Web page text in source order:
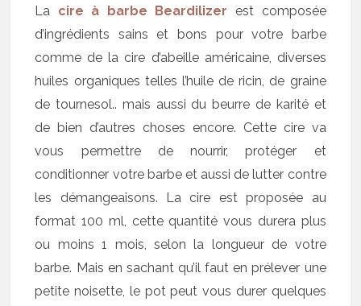
La cire à barbe Beardilizer est composée
d’ingrédients sains et bons pour votre barbe
comme de la cire d’abeille américaine, diverses
huiles organiques telles l’huile de ricin, de graine
de tournesol.. mais aussi du beurre de karité et
de bien d’autres choses encore. Cette cire va
vous permettre de nourrir, protéger et
conditionner votre barbe et aussi de lutter contre
les démangeaisons. La cire est proposée au
format 100 ml, cette quantité vous durera plus
ou moins 1 mois, selon la longueur de votre
barbe. Mais en sachant qu’il faut en prélever une
petite noisette, le pot peut vous durer quelques